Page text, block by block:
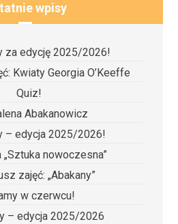
wpisy
za edycję 2025/2026!
Kwiaty Georgia O’Keeffe
Quiz!
Abakanowicz
– edycja 2025/2026!
„Sztuka nowoczesna”
zajęć: „Abakany”
w czerwcu!
– edycja 2025/2026